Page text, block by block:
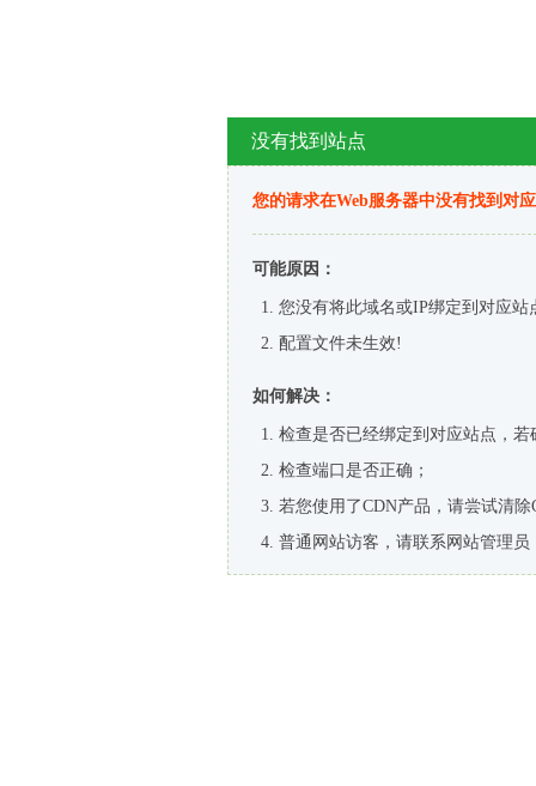
没有找到站点
您的请求在Web服务器中没有找到对
可能原因：
您没有将此域名或IP绑定到对应站
配置文件未生效!
如何解决：
检查是否已经绑定到对应站点，
检查端口是否正确；
若您使用了CDN产品，请尝试清除
普通网站访客，请联系网站管理员